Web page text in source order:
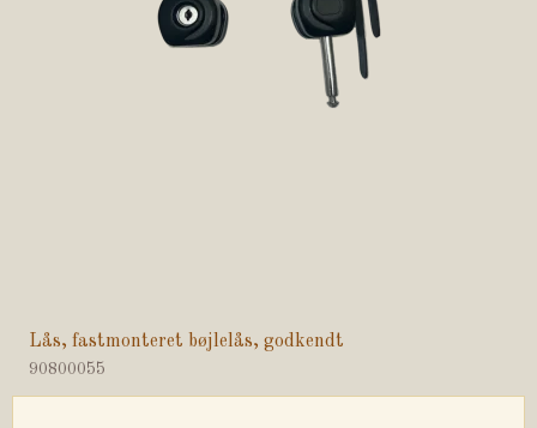
Lås, fastmonteret bøjlelås, godkendt
90800055